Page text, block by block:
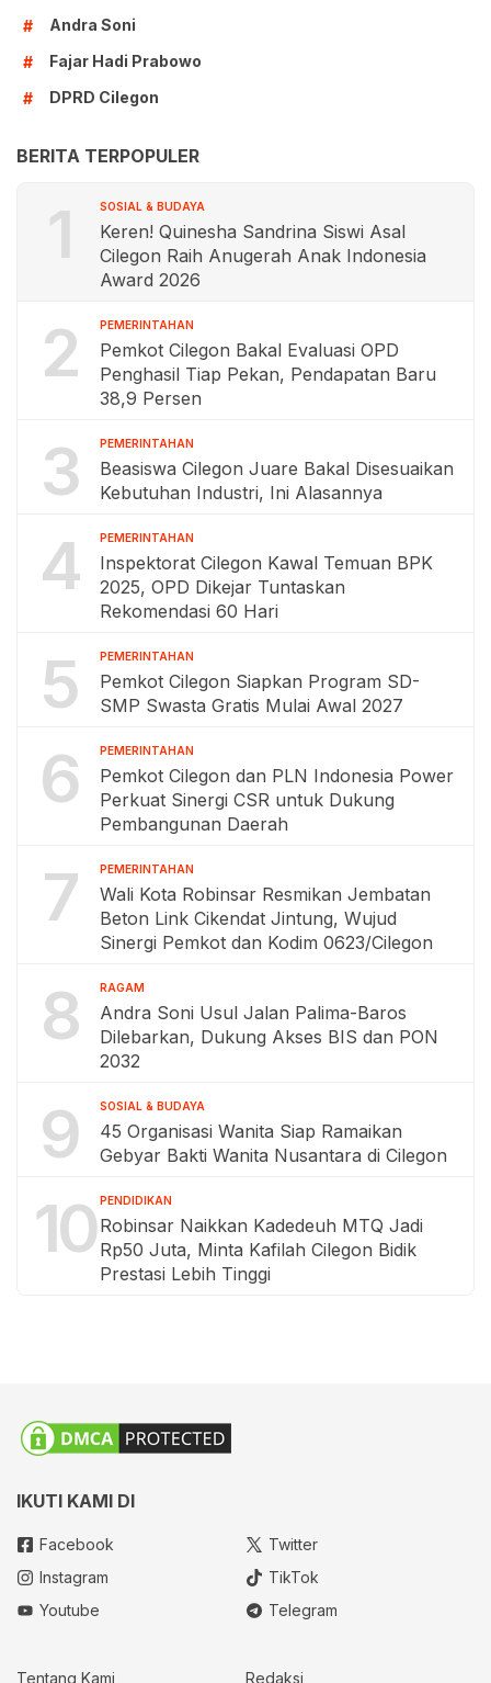
#
Andra Soni
#
Fajar Hadi Prabowo
#
DPRD Cilegon
BERITA TERPOPULER
1 SOSIAL & BUDAYA
Keren! Quinesha Sandrina Siswi Asal
Cilegon Raih Anugerah Anak Indonesia
Award 2026
2 PEMERINTAHAN
Pemkot Cilegon Bakal Evaluasi OPD
Penghasil Tiap Pekan, Pendapatan Baru
38,9 Persen
3 PEMERINTAHAN
Beasiswa Cilegon Juare Bakal Disesuaikan
Kebutuhan Industri, Ini Alasannya
4 PEMERINTAHAN
Inspektorat Cilegon Kawal Temuan BPK
2025, OPD Dikejar Tuntaskan
Rekomendasi 60 Hari
5 PEMERINTAHAN
Pemkot Cilegon Siapkan Program SD-
SMP Swasta Gratis Mulai Awal 2027
6 PEMERINTAHAN
Pemkot Cilegon dan PLN Indonesia Power
Perkuat Sinergi CSR untuk Dukung
Pembangunan Daerah
7 PEMERINTAHAN
Wali Kota Robinsar Resmikan Jembatan
Beton Link Cikendat Jintung, Wujud
Sinergi Pemkot dan Kodim 0623/Cilegon
8 RAGAM
Andra Soni Usul Jalan Palima-Baros
Dilebarkan, Dukung Akses BIS dan PON
2032
9 SOSIAL & BUDAYA
45 Organisasi Wanita Siap Ramaikan
Gebyar Bakti Wanita Nusantara di Cilegon
10 PENDIDIKAN
Robinsar Naikkan Kadedeuh MTQ Jadi
Rp50 Juta, Minta Kafilah Cilegon Bidik
Prestasi Lebih Tinggi
IKUTI KAMI DI
Facebook
Twitter
Instagram
TikTok
Youtube
Telegram
Tentang Kami Redaksi